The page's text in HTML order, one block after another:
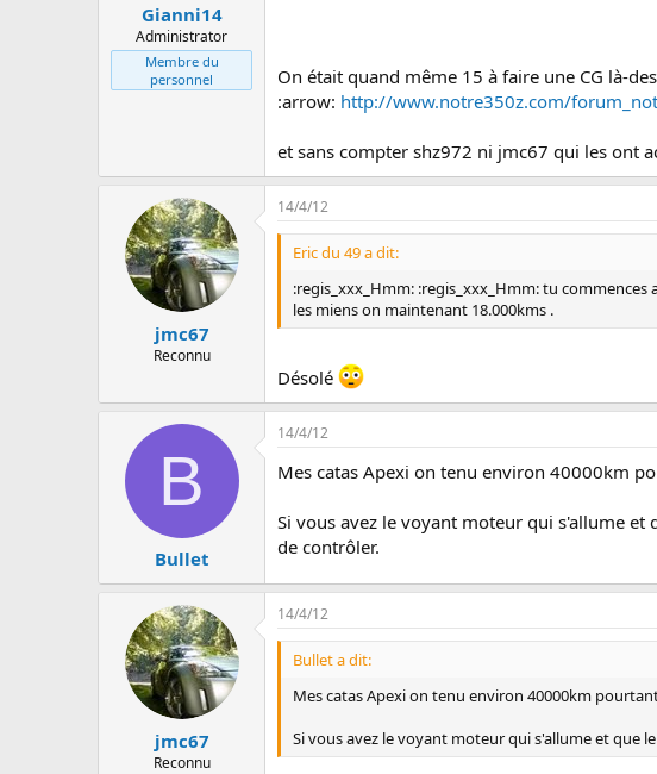
Gianni14
Administrator
Membre du
personnel
On était quand même 15 à faire une CG là-
:arrow: http://www.notre350z.com/
et sans compter shz972 ni jmc67 qui les ont
jmc67
Reconnu
14/4/12
Eric du 49 a dit:
:regis_xxx_Hmm: :regis_xxx_Hmm: tu commences
les miens on maintenant 18.000kms .
Désolé
B
Bullet
14/4/12
Mes catas Apexi on tenu environ 40000km
Si vous avez le voyant moteur qui s'allume
de contrôler.
jmc67
Reconnu
14/4/12
Bullet a dit:
Mes catas Apexi on tenu environ 40000km
Si vous avez le voyant moteur qui s'allume et que